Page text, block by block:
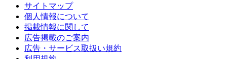
サイトマップ
個人情報について
掲載情報に関して
広告掲載のご案内
広告・サービス取扱い規約